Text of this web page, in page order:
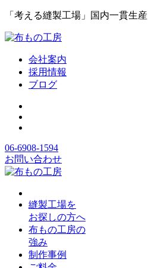
「考える縫製工場」国内一貫生産
会社案内
採用情報
ブログ
06-6908-1594
お問い合わせ
縫製工場を
お探しの方へ
布もの工房の
強み
制作事例